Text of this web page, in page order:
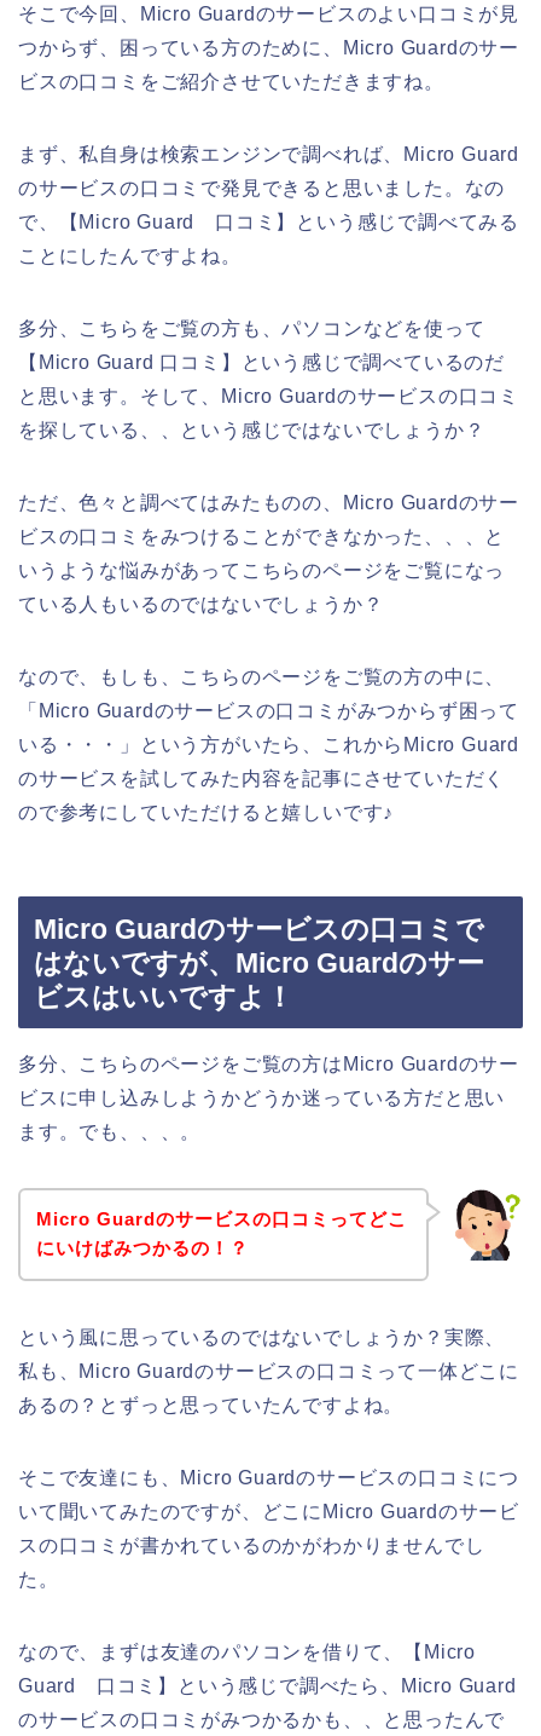
そこで今回、Micro Guardのサービスのよい口コミが見
つからず、困っている方のために、Micro Guardのサー
ビスの口コミをご紹介させていただきますね。
まず、私自身は検索エンジンで調べれば、Micro Guard
のサービスの口コミで発見できると思いました。なの
で、【Micro Guard 口コミ】という感じで調べてみる
ことにしたんですよね。
多分、こちらをご覧の方も、パソコンなどを使って
【Micro Guard 口コミ】という感じで調べているのだ
と思います。そして、Micro Guardのサービスの口コミ
を探している、、という感じではないでしょうか？
ただ、色々と調べてはみたものの、Micro Guardのサー
ビスの口コミをみつけることができなかった、、、と
いうような悩みがあってこちらのページをご覧になっ
ている人もいるのではないでしょうか？
なので、もしも、こちらのページをご覧の方の中に、
「Micro Guardのサービスの口コミがみつからず困って
いる・・・」という方がいたら、これからMicro Guard
のサービスを試してみた内容を記事にさせていただく
ので参考にしていただけると嬉しいです♪
Micro Guardのサービスの口コミで
はないですが、Micro Guardのサー
ビスはいいですよ！
多分、こちらのページをご覧の方はMicro Guardのサー
ビスに申し込みしようかどうか迷っている方だと思い
ます。でも、、、。
Micro Guardのサービスの口コミってどこ
にいけばみつかるの！？
という風に思っているのではないでしょうか？実際、
私も、Micro Guardのサービスの口コミって一体どこに
あるの？とずっと思っていたんですよね。
そこで友達にも、Micro Guardのサービスの口コミにつ
いて聞いてみたのですが、どこにMicro Guardのサービ
スの口コミが書かれているのかがわかりませんでし
た。
なので、まずは友達のパソコンを借りて、【Micro
Guard 口コミ】という感じで調べたら、Micro Guard
のサービスの口コミがみつかるかも、、と思ったんで